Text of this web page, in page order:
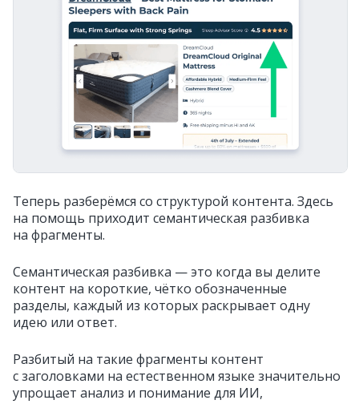
Теперь разберёмся со структурой контента. Здесь
на помощь приходит семантическая разбивка
на фрагменты.
Семантическая разбивка — это когда вы делите
контент на короткие, чётко обозначенные
разделы, каждый из которых раскрывает одну
идею или ответ.
Разбитый на такие фрагменты контент
с заголовками на естественном языке значительно
упрощает анализ и понимание для ИИ,